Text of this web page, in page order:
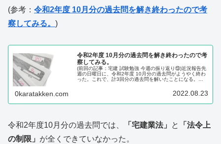
(参考： 令和2年度 10月分の過去問を解き終わったので考
察してみる。 )
令和2年度 10月分の過去問を解き終わったので考
察してみる。
(前回の記事：宅建 試験勉強 今週の振り返り⑬)近況報告先
週の日曜日に、令和2年度 10月分の過去問がようやく終わ
った。これで、計3回分の過去問を解いたことになる。本
0karatakken.com 2022.08.23
令和2年度10月分の過去問では、 「宅建業法」 と
「法令上
の制限」 が全くできていなかった。